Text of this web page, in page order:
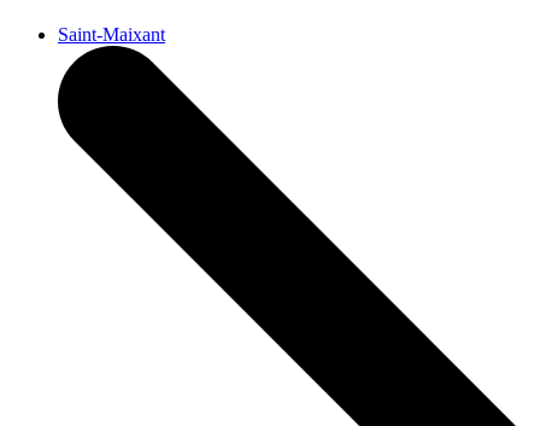
Saint-Maixant